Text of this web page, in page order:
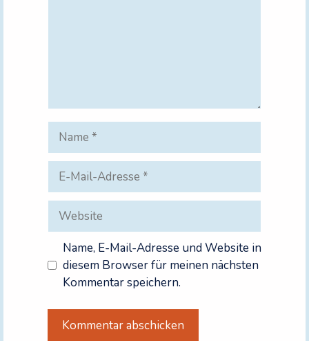
Name
Mail-
Adresse
Website
Name, E-Mail-Adresse und Website in
diesem Browser für meinen nächsten
Kommentar speichern.